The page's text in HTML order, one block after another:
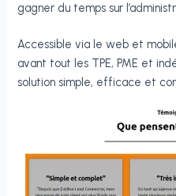
gagner du temps sur
Accessible via le web et
avant tout les TPE, PME et
solution simple, efficace et